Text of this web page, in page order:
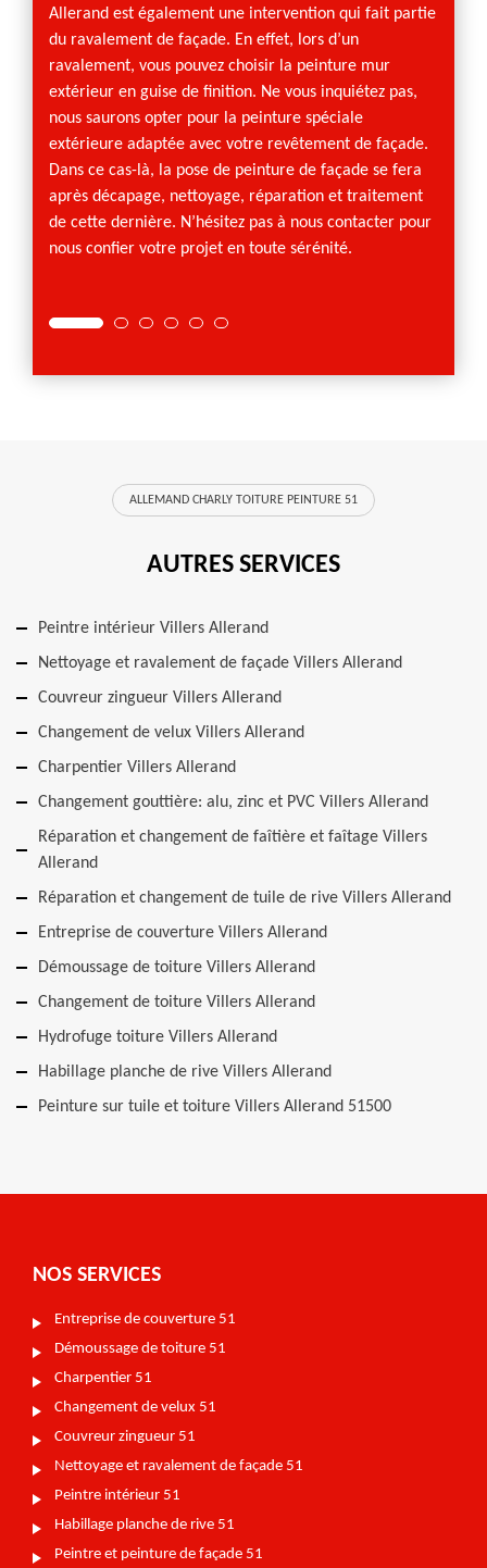
Allerand est également une intervention qui fait partie
du ravalement de façade. En effet, lors d’un
ravalement, vous pouvez choisir la peinture mur
extérieur en guise de finition. Ne vous inquiétez pas,
nous saurons opter pour la peinture spéciale
extérieure adaptée avec votre revêtement de façade.
Dans ce cas-là, la pose de peinture de façade se fera
après décapage, nettoyage, réparation et traitement
de cette dernière. N’hésitez pas à nous contacter pour
nous confier votre projet en toute sérénité.
ALLEMAND CHARLY TOITURE PEINTURE 51
AUTRES SERVICES
Peintre intérieur Villers Allerand
Nettoyage et ravalement de façade Villers Allerand
Couvreur zingueur Villers Allerand
Changement de velux Villers Allerand
Charpentier Villers Allerand
Changement gouttière: alu, zinc et PVC Villers Allerand
Réparation et changement de faîtière et faîtage Villers
Allerand
Réparation et changement de tuile de rive Villers Allerand
Entreprise de couverture Villers Allerand
Démoussage de toiture Villers Allerand
Changement de toiture Villers Allerand
Hydrofuge toiture Villers Allerand
Habillage planche de rive Villers Allerand
Peinture sur tuile et toiture Villers Allerand 51500
NOS SERVICES
Entreprise de couverture 51
Démoussage de toiture 51
Charpentier 51
Changement de velux 51
Couvreur zingueur 51
Nettoyage et ravalement de façade 51
Peintre intérieur 51
Habillage planche de rive 51
Peintre et peinture de façade 51